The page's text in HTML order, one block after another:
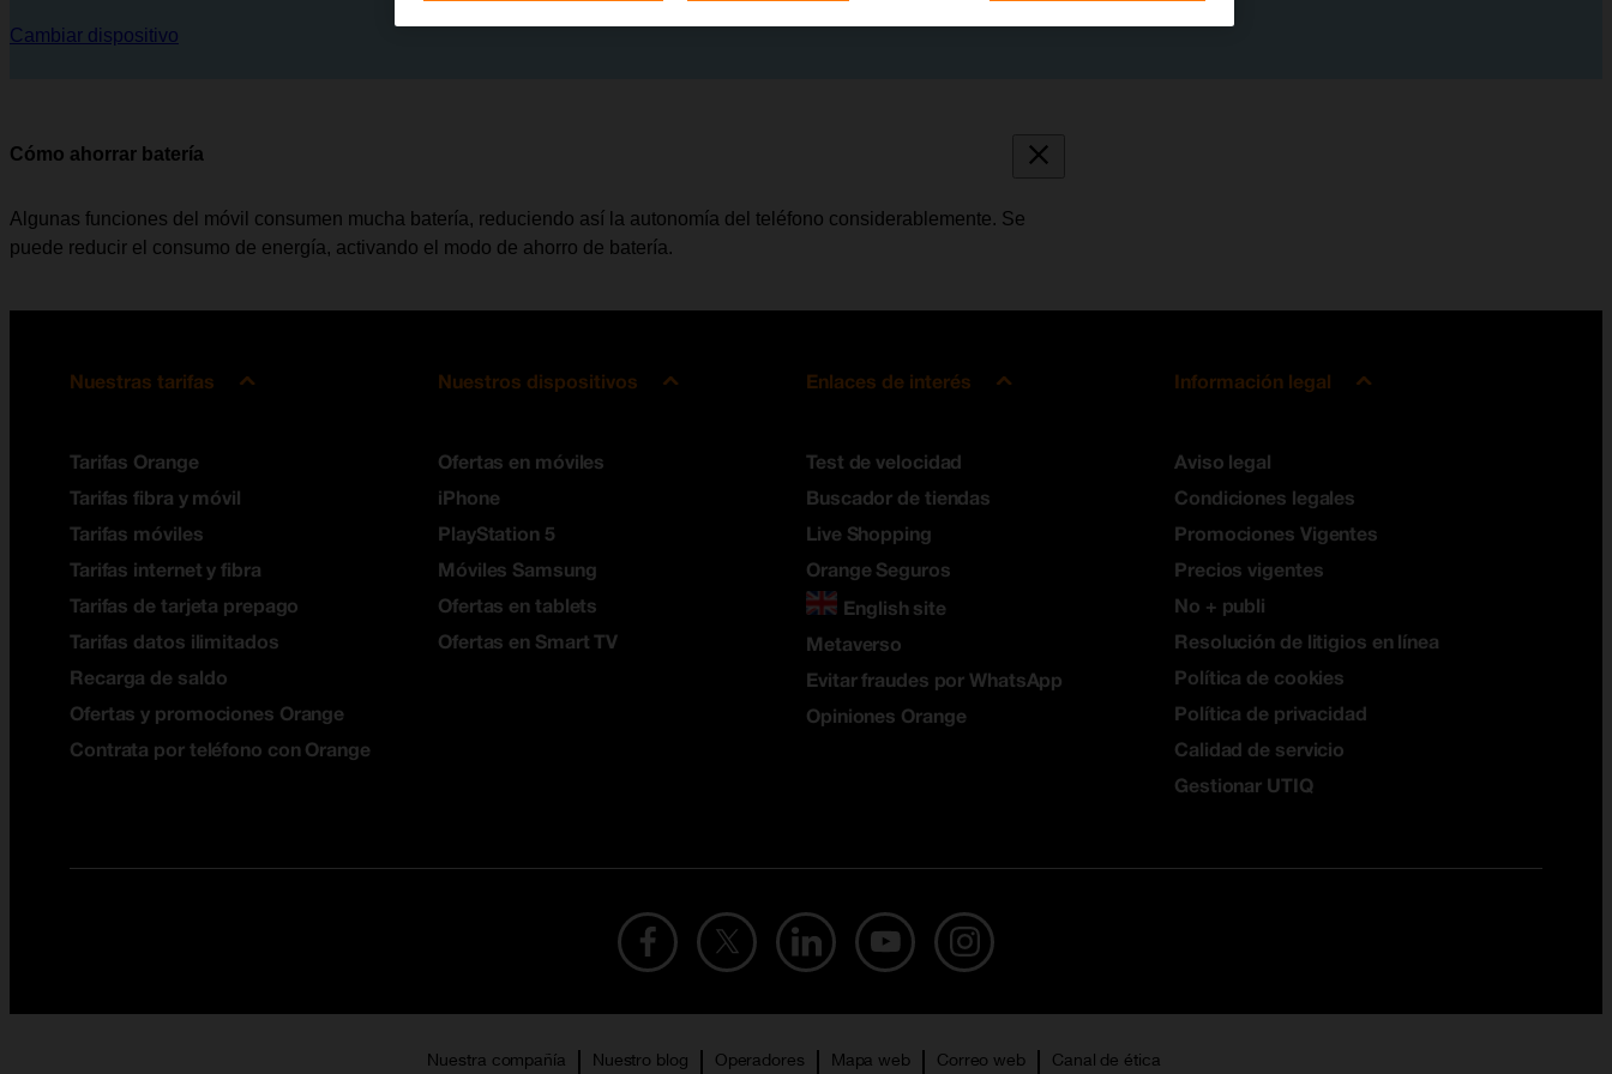
Cambiar dispositivo
Cómo ahorrar batería
Algunas funciones del móvil consumen mucha batería, reduciendo así la autonomía del teléfono considerablemente. Se
puede reducir el consumo de energía, activando el modo de ahorro de batería.
Nuestras tarifas
Tarifas Orange
Tarifas fibra y móvil
Tarifas móviles
Tarifas internet y fibra
Tarifas de tarjeta prepago
Tarifas datos ilimitados
Recarga de saldo
Ofertas y promociones Orange
Contrata por teléfono con Orange
Nuestros dispositivos
Ofertas en móviles
iPhone
PlayStation 5
Móviles Samsung
Ofertas en tablets
Ofertas en Smart TV
Enlaces de interés
Test de velocidad
Buscador de tiendas
Live Shopping
Orange Seguros
English site
Metaverso
Evitar fraudes por WhatsApp
Opiniones Orange
Información legal
Aviso legal
Condiciones legales
Promociones Vigentes
Precios vigentes
No + publi
Resolución de litigios en línea
Política de cookies
Política de privacidad
Calidad de servicio
Gestionar UTIQ
Nuestra compañía Nuestro blog Operadores Mapa web Correo web Canal de ética